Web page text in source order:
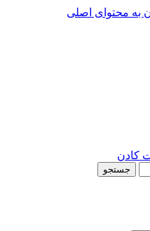
به محتوای اصلی
جستجو